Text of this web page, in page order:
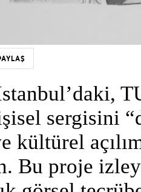
sergisini
kültürel
Bu proje